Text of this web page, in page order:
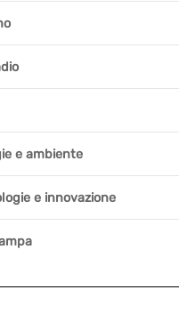
e ambiente
e innovazione